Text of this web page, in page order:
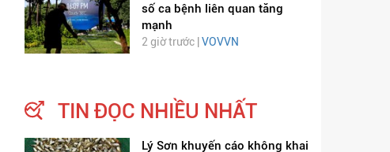
số ca bệnh liên quan tăng
mạnh
2 giờ trước | VOVVN
TIN ĐỌC NHIỀU NHẤT
Lý Sơn khuyến cáo không khai